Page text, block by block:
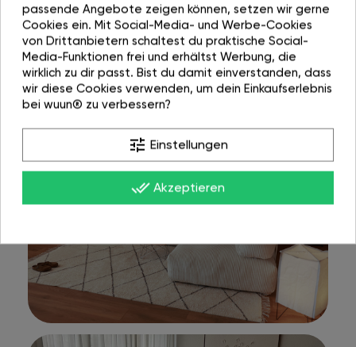
passende Angebote zeigen können, setzen wir gerne
Cookies ein. Mit Social-Media- und Werbe-Cookies
von Drittanbietern schaltest du praktische Social-
Media-Funktionen frei und erhältst Werbung, die
wirklich zu dir passt. Bist du damit einverstanden, dass
wir diese Cookies verwenden, um dein Einkaufserlebnis
bei wuun® zu verbessern?
tune Einstellungen
done_all Akzeptieren